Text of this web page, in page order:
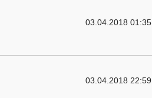
03.04.2018 01:35
03.04.2018 22:59